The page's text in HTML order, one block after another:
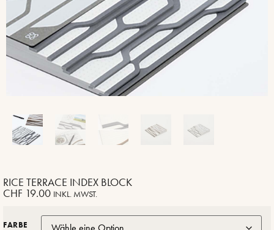
RICE TERRACE INDEX BLOCK
CHF 19.00 INKL. MWST.
FARBE